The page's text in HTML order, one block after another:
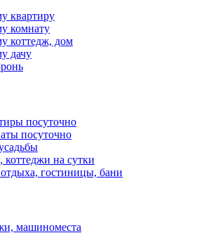
квартиру
комнату
коттедж, дом
дачу
посуточно
посуточно
коттеджи на сутки
гостиницы, бани
машиноместа